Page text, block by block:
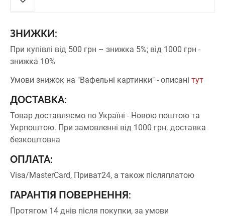
ЗНИЖКИ:
При купівлі від 500 грн – знижка 5%; від 1000 грн -
знижка 10%
Умови знижок на "Вафельні картинки" - описані тут
ДОСТАВКА:
Товар доставляємо по Україні - Новою поштою та
Укрпоштою. При замовленні від 1000 грн. доставка
безкоштовна
ОПЛАТА:
Visa/MasterCard, Приват24, а також післяплатою
ГАРАНТІЯ ПОВЕРНЕННЯ:
Протягом 14 днів після покупки, за умови